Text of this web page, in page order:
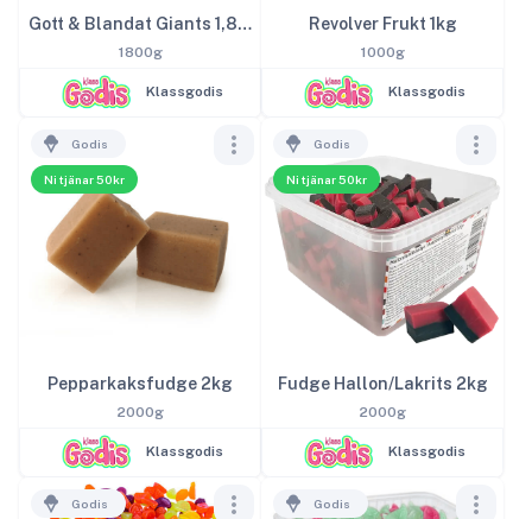
Gott & Blandat Giants 1,8kg
1800g
Klassgodis
Revolver Frukt 1kg
1000g
Klassgodis
Ni tjänar 50kr
Godis
Pepparkaksfudge 2kg
2000g
Klassgodis
Ni tjänar 50kr
Godis
Fudge Hallon/Lakrits 2kg
2000g
Klassgodis
Godis Godis